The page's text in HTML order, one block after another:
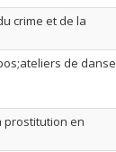
crime et de la
de danse
prostitution en